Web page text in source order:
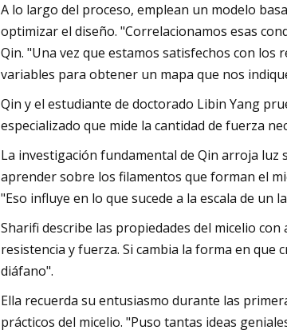
A lo largo del proceso, emplean un modelo
optimizar el diseño. "Correlacionamos esas
Qin. "Una vez que estamos satisfechos con
variables para obtener un mapa que nos
Qin y el estudiante de doctorado Libin Yang
especializado que mide la cantidad de fuerza
La investigación fundamental de Qin arroja luz
aprender sobre los filamentos que forman el
"Eso influye en lo que sucede a la escala de
Sharifi describe las propiedades del micelio
resistencia y fuerza. Si cambia la forma en
diáfano".
Ella recuerda su entusiasmo durante las
prácticos del micelio. "Puso tantas ideas